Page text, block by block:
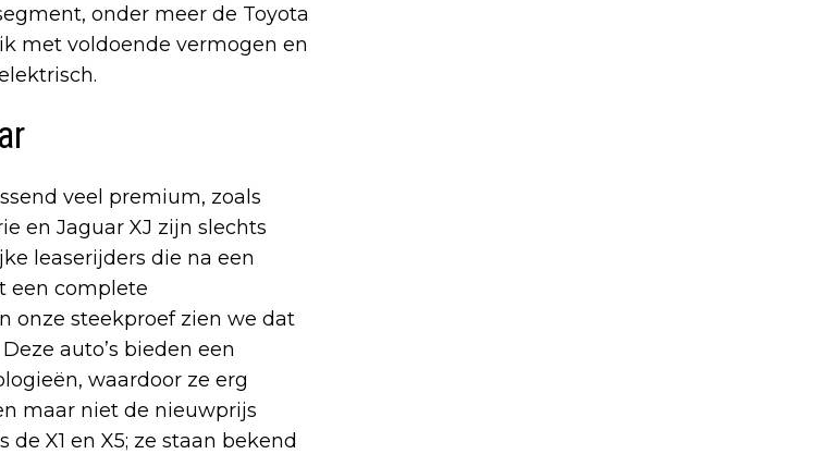
onder meer de Toyota
met voldoende vermogen en
veel premium, zoals
en Jaguar XJ zijn slechts
leaserijders die na een
een complete
onze steekproef zien we dat
auto’s bieden een
waardoor ze erg
maar niet de nieuwprijs
X1 en X5; ze staan bekend